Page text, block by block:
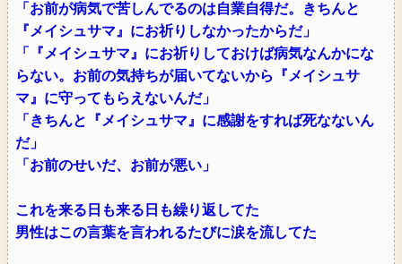
「お前が病気で苦しんでるのは自業自得だ。きちんと
『メイシュサマ』にお祈りしなかったからだ」
「『メイシュサマ』にお祈りしておけば病気なんかにな
らない。お前の気持ちが届いてないから『メイシュサ
マ』に守ってもらえないんだ」
「きちんと『メイシュサマ』に感謝をすれば死なないん
だ」
「お前のせいだ、お前が悪い」
これを来る日も来る日も繰り返してた
男性はこの言葉を言われるたびに涙を流してた